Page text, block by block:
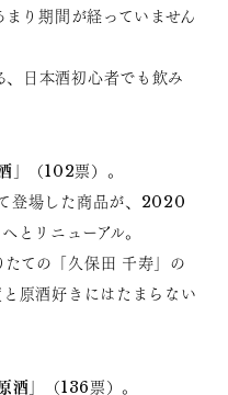
り期間が経っていません
日本酒初心者でも飲み
」（102票）。
登場した商品が、2020
とリニューアル。
ての「久保田 千寿」の
原酒好きにはたまらない
酒」（136票）。